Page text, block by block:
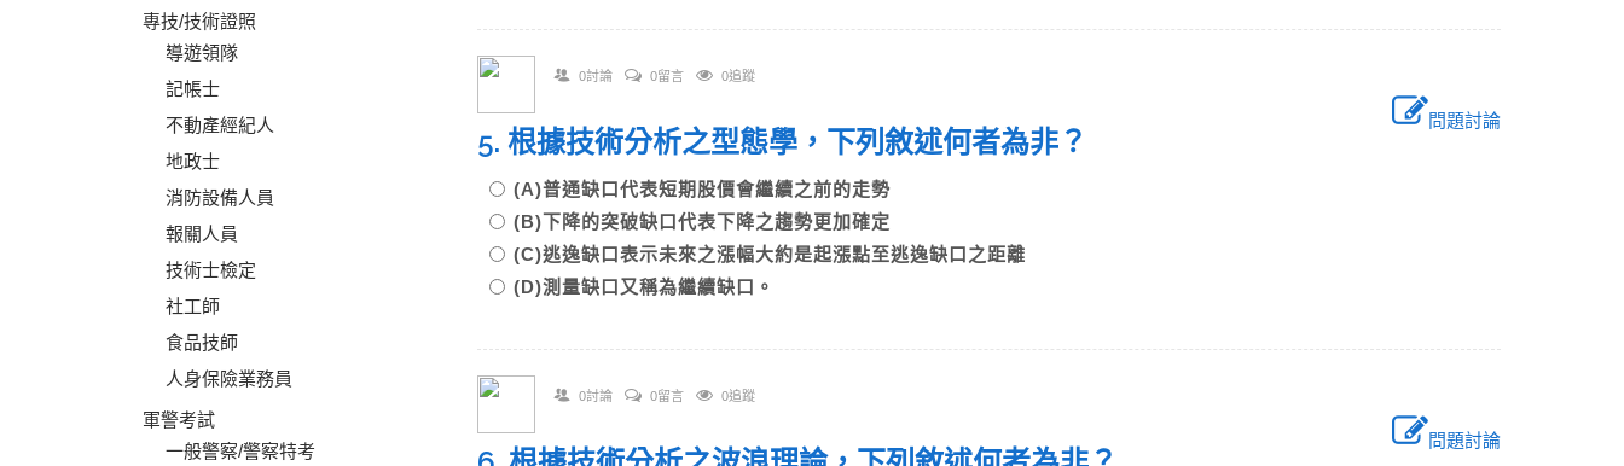
專技/技術證照
導遊領隊
記帳士
不動產經紀人
地政士
消防設備人員
報關人員
技術士檢定
社工師
食品技師
人身保險業務員
軍警考試
一般警察/警察特考
0討論 0留言 0追蹤
問題討論
5. 根據技術分析之型態學，下列敘述何者為非？
(A)普通缺口代表短期股價會繼續之前的走勢
(B)下降的突破缺口代表下降之趨勢更加確定
(C)逃逸缺口表示未來之漲幅大約是起漲點至逃逸缺口之距離
(D)測量缺口又稱為繼續缺口。
0討論 0留言 0追蹤
問題討論